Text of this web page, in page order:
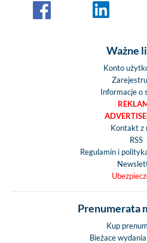
Ważne
Konto
Informacje o
Kontakt z
RSS
Regulamin i
Prenumerata
Kup
Bieżace